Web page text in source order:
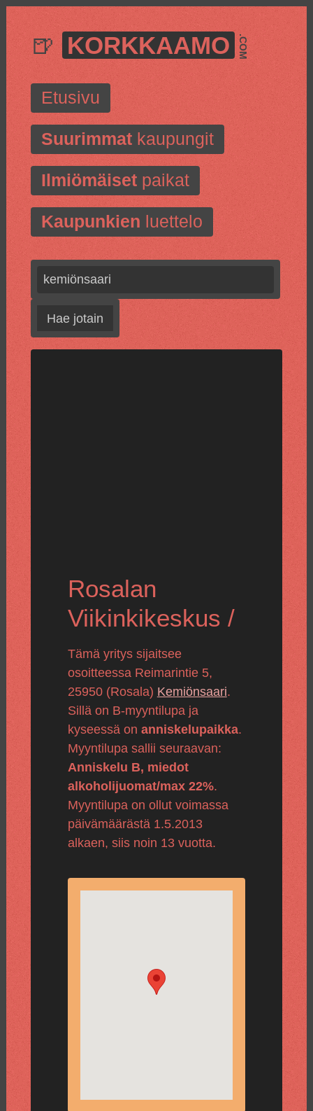
🍺 KORKKAAMO .COM
Etusivu
Suurimmatkaupungit
Ilmiömäisetpaikat
Kaupunkien luettelo
Hae jotain
Rosalan
Viikinkikeskus /
Tämä yritys sijaitsee
osoitteessa Reimarintie 5,
25950 (Rosala) Kemiönsaari.
Sillä on B-myyntilupa ja
kyseessä on anniskelupaikka.
Myyntilupa sallii seuraavan:
Anniskelu B, miedot
alkoholijuomat/max 22%.
Myyntilupa on ollut voimassa
päivämäärästä 1.5.2013
alkaen, siis noin 13 vuotta.